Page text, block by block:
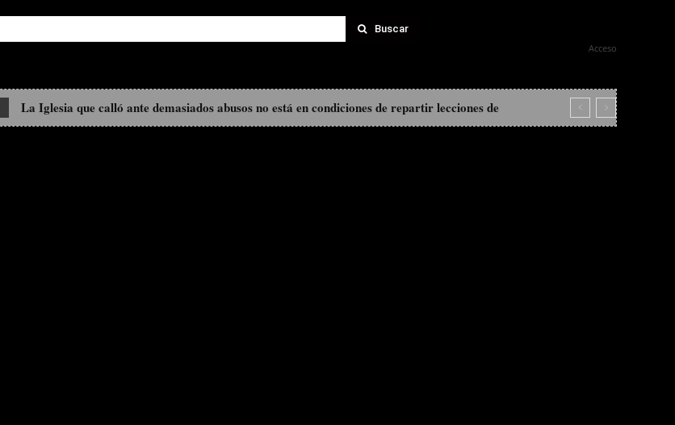
Buscar
Acceso
La Iglesia que calló ante demasiados abusos no está en condiciones de repartir lecciones de
ética